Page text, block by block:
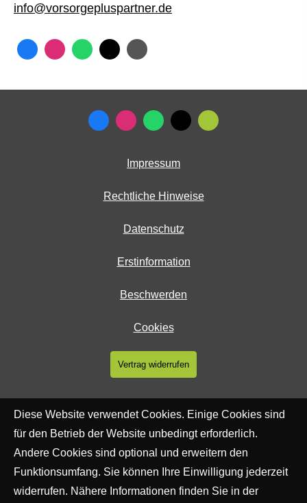
info@vorsorgepluspartner.de
Impressum
Rechtliche Hinweise
Datenschutz
Erstinformation
Beschwerden
Cookies
Vertrag widerrufen
Diese Website verwendet Cookies. Einige Cookies sind
für den Betrieb der Website unbedingt erforderlich.
Andere Cookies sind optional und erweitern den
Funktionsumfang. Sie können Ihre Einwilligung jederzeit
widerrufen. Nähere Informationen finden Sie in der